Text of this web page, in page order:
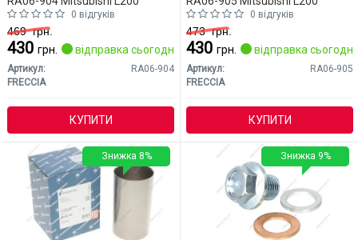
0 відгуків
469грн.
430 грн. відправка сьогодні
Артикул:
RA06-904
FRECCIA
КУПИТИ
0 відгуків
473грн.
430 грн. відправка сьогодні
Артикул:
RA06-905
FRECCIA
КУПИТИ
Знижка 8% Знижка 9%